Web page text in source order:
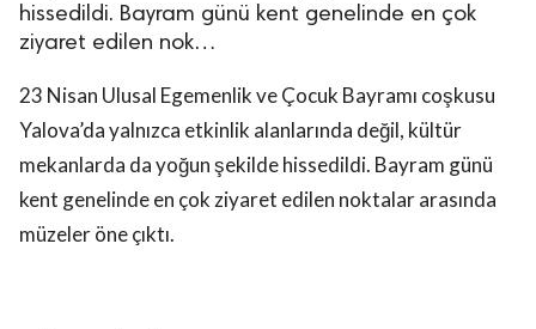
Asayiş
hissedildi. Bayram günü kent genelinde en çok
ziyaret edilen nok…
23 Nisan Ulusal Egemenlik ve Çocuk Bayramı coşkusu
Yalova’da yalnızca etkinlik alanlarında değil, kültür
mekanlarda da yoğun şekilde hissedildi. Bayram günü
kent genelinde en çok ziyaret edilen noktalar arasında
müzeler öne çıktı.